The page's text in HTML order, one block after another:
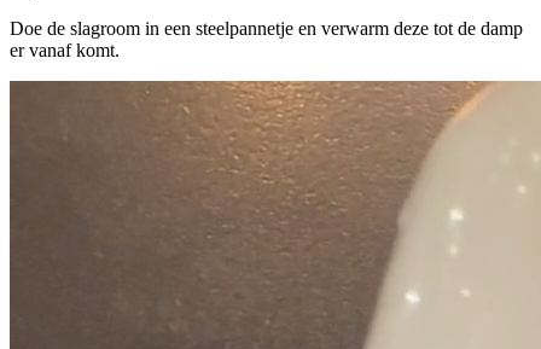
Doe de slagroom in een steelpannetje en verwarm deze tot de damp
er vanaf komt.